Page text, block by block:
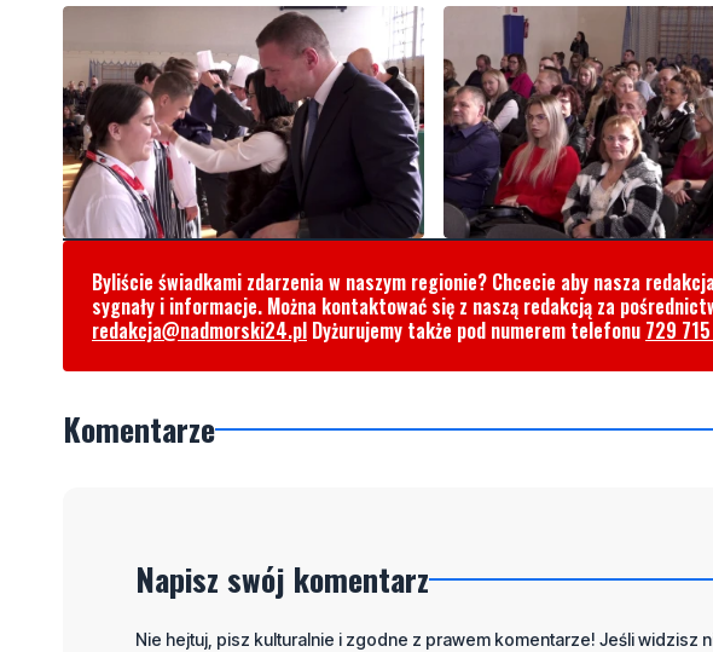
Byliście świadkami zdarzenia w naszym regionie? Chcecie aby nasza
sygnały i informacje. Można kontaktować się z naszą redakcją za
redakcja@nadmorski24.pl Dyżurujemy także pod numerem telefonu 729
Komentarze
Napisz swój komentarz
Nie hejtuj, pisz kulturalnie i zgodne z prawem komentarze! Jeśli widzisz